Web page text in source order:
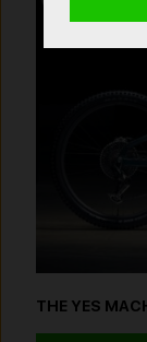
THE YES